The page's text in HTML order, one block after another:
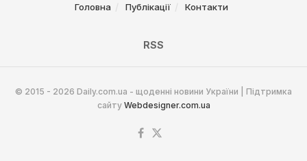
Головна Публікації Контакти
RSS
© 2015 - 2026 Daily.com.ua - щоденні новини України | Підтримка
сайту Webdesigner.com.ua